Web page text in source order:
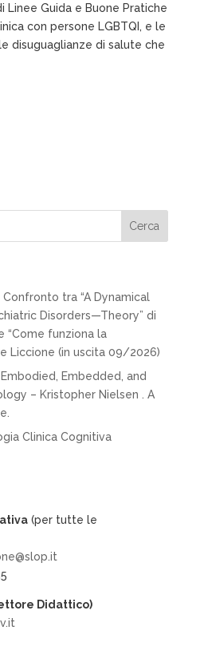
Linee Guida e Buone Pratiche
con persone LGBTQI, e le
disuguaglianze di salute che
tra “A Dynamical
Disorders—Theory” di
“Come funziona la
Liccione (in uscita 09/2026)
Embedded, and
– Kristopher Nielsen . A
Clinica Cognitiva
(per tutte le
Didattico)